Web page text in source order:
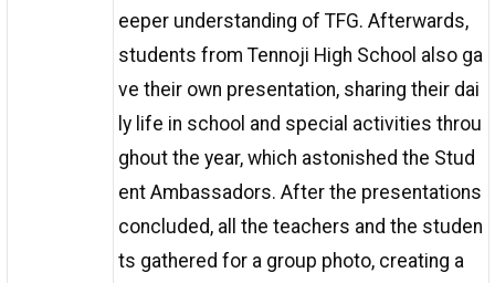
eeper understanding of TFG. Afterwards,
students from Tennoji High School also ga
ve their own presentation, sharing their dai
ly life in school and special activities throu
ghout the year, which astonished the Stud
ent Ambassadors. After the presentations
concluded, all the teachers and the studen
ts gathered for a group photo, creating a